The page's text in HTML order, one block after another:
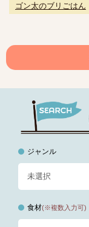
ゴン太のブリごはん
ジャンル
食材(※複数入力可)